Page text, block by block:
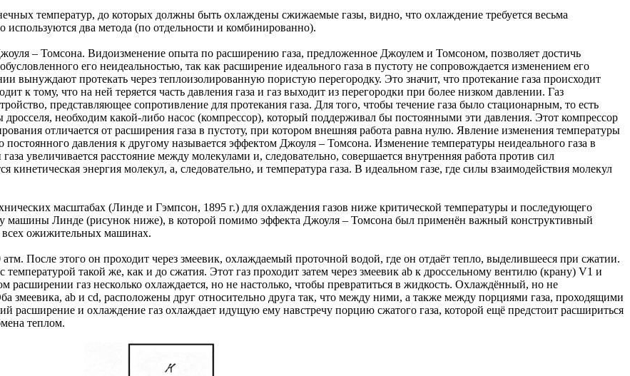
температур, до которых должны быть охлаждены сжижаемые газы, видно, что охлаждение требуется весьма
два метода (по отдельности и комбинированно).
– Томсона. Видоизменение опыта по расширению газа, предложенное Джоулем и Томсоном, позволяет достичь
его неидеальностью, так как расширение идеального газа в пустоту не сопровождается изменением его
вынуждают протекать через теплоизолированную пористую перегородку. Это значит, что протекание газа происходит
к тому, что на ней теряется часть давления газа и газ выходит из перегородки при более низком давлении. Газ
представляющее сопротивление для протекания газа. Для того, чтобы течение газа было стационарным, то есть
необходим какой-либо насос (компрессор), который поддерживал бы постоянными эти давления. Этот компрессор
отличается от расширения газа в пустоту, при котором внешняя работа равна нулю. Явление изменения температуры
давления к другому называется эффектом Джоуля – Томсона. Изменение температуры неидеального газа в
увеличивается расстояние между молекулами и, следовательно, совершается внутренняя работа против сил
кинетическая энергия молекул, а, следовательно, и температура газа. В идеальном газе, где силы взаимодействия молекул
масштабах (Линде и Гэмпсон, 1895 г.) для охлаждения газов ниже критической температуры и последующего
машины Линде (рисунок ниже), в которой помимо эффекта Джоуля – Томсона был применён важный конструктивный
всех ожижительных машинах.
После этого он проходит через змеевик, охлаждаемый проточной водой, где он отдаёт тепло, выделившееся при сжатии.
такой же, как и до сжатия. Этот газ проходит затем через змеевик ab к дроссельному вентилю (крану) V1 и
расширении газ несколько охлаждается, но не настолько, чтобы превратиться в жидкость. Охлаждённый, но не
змеевика, ab и cd, расположены друг относительно друга так, что между ними, а также между порциями газа, проходящими
расширение и охлаждение газ охлаждает идущую ему навстречу порцию сжатого газа, которой ещё предстоит расшириться
теплом.